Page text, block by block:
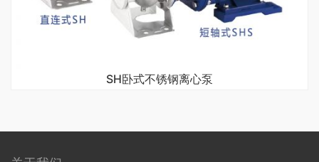
SH卧式不锈钢离心泵